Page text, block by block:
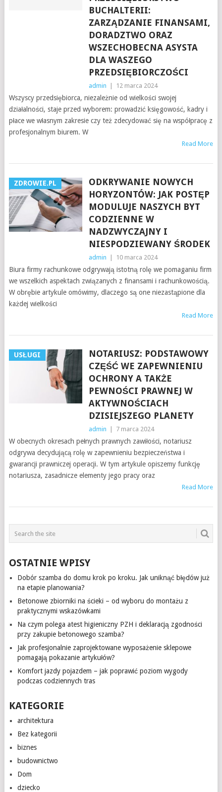
BUCHALTERII:
ZARZĄDZANIE FINANSAMI,
DORADZTWO ORAZ
WSZECHOBECNA ASYSTA
DLA WASZEGO
PRZEDSIĘBIORCZOŚCI
admin 12 marca 2024
Wszyscy przedsiębiorca, niezależnie od wielkości swojej
działalności, staje przed wyborem: prowadzić księgowość, kadry i
płace we własnym zakresie czy też zdecydować się na współpracę z
profesjonalnym biurem. W
Read More
ZDROWIE.PL
ODKRYWANIE NOWYCH
HORYZONTÓW: JAK POSTĘP
MODULUJE NASZYCH BYT
CODZIENNE W
NADZWYCZAJNY I
NIESPODZIEWANY ŚRODEK
admin 10 marca 2024
Biura firmy rachunkowe odgrywają istotną rolę we pomaganiu firm
we wszelkich aspektach związanych z finansami i rachunkowością.
W obrębie artykule omówimy, dlaczego są one niezastąpione dla
każdej wielkości
Read More
USŁUGI
NOTARIUSZ: PODSTAWOWY
CZĘŚĆ WE ZAPEWNIENIU
OCHRONY A TAKŻE
PEWNOŚCI PRAWNEJ W
AKTYWNOŚCIACH
DZISIEJSZEGO PLANETY
admin 7 marca 2024
W obecnych okresach pełnych prawnych zawiłości, notariusz
odgrywa decydującą rolę w zapewnieniu bezpieczeństwa i
gwarancji prawniczej operacji. W tym artykule opiszemy funkcję
notariusza, zasadnicze elementy jego pracy oraz
Read More
OSTATNIE WPISY
Dobór szamba do domu krok po kroku. Jak uniknąć błędów już
na etapie planowania?
Betonowe zbiorniki na ścieki – od wyboru do montażu z
praktycznymi wskazówkami
Na czym polega atest higieniczny PZH i deklaracją zgodności
przy zakupie betonowego szamba?
Jak profesjonalnie zaprojektowane wyposażenie sklepowe
pomagają pokazanie artykułów?
Komfort jazdy pojazdem – jak poprawić poziom wygody
podczas codziennych tras
KATEGORIE
architektura
Bez kategorii
biznes
budownictwo
Dom
dziecko